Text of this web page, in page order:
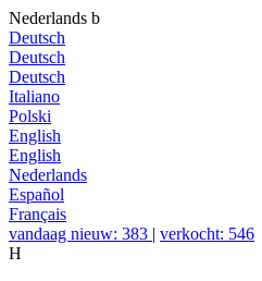
Nederlands b
Deutsch
Deutsch
Deutsch
Italiano
Polski
English
English
Nederlands
Español
Français
vandaag nieuw: 383 | verkocht: 546
H